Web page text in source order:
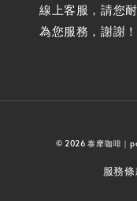
線上客服，請您
為您服務，謝謝！
© 2026 泰摩咖啡｜
服務條